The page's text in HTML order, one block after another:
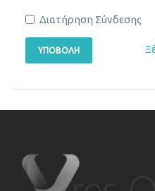
Διατήρηση Σύνδεσης
ΥΠΟΒΟΛΉ